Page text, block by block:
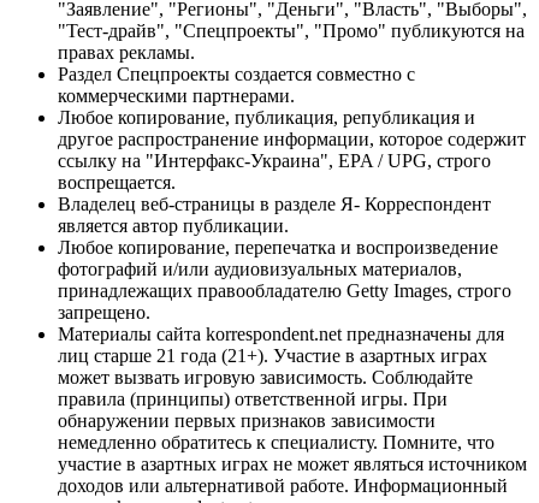
"Заявление", "Регионы", "Деньги", "Власть", "Выборы",
"Тест-драйв", "Спецпроекты", "Промо" публикуются на
правах рекламы.
Раздел Спецпроекты создается совместно с
коммерческими партнерами.
Любое копирование, публикация, републикация и
другое распространение информации, которое содержит
ссылку на "Интерфакс-Украина", EPA / UPG, строго
воспрещается.
Владелец веб-страницы в разделе Я- Корреспондент
является автор публикации.
Любое копирование, перепечатка и воспроизведение
фотографий и/или аудиовизуальных материалов,
принадлежащих правообладателю Getty Images, строго
запрещено.
Материалы сайта korrespondent.net предназначены для
лиц старше 21 года (21+). Участие в азартных играх
может вызвать игровую зависимость. Соблюдайте
правила (принципы) ответственной игры. При
обнаружении первых признаков зависимости
немедленно обратитесь к специалисту. Помните, что
участие в азартных играх не может являться источником
доходов или альтернативой работе. Информационный